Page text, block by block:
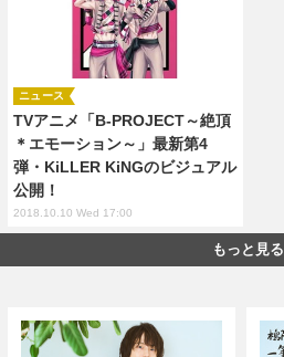
TVアニメ「B-PROJECT～絶頂
＊エモーション～」最新第4
弾・KiLLER KiNGのビジュアル
公開！
ニュース
2018.10.10 Wed 17:00
もっと見る